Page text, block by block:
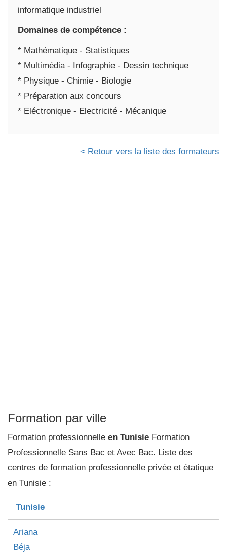
informatique industriel
Domaines de compétence :
* Mathématique - Statistiques
* Multimédia - Infographie - Dessin technique
* Physique - Chimie - Biologie
* Préparation aux concours
* Eléctronique - Electricité - Mécanique
< Retour vers la liste des formateurs
Formation par ville
Formation professionnelle en Tunisie Formation
Professionnelle Sans Bac et Avec Bac. Liste des
centres de formation professionnelle privée et étatique
en Tunisie :
Tunisie
Ariana
Béja